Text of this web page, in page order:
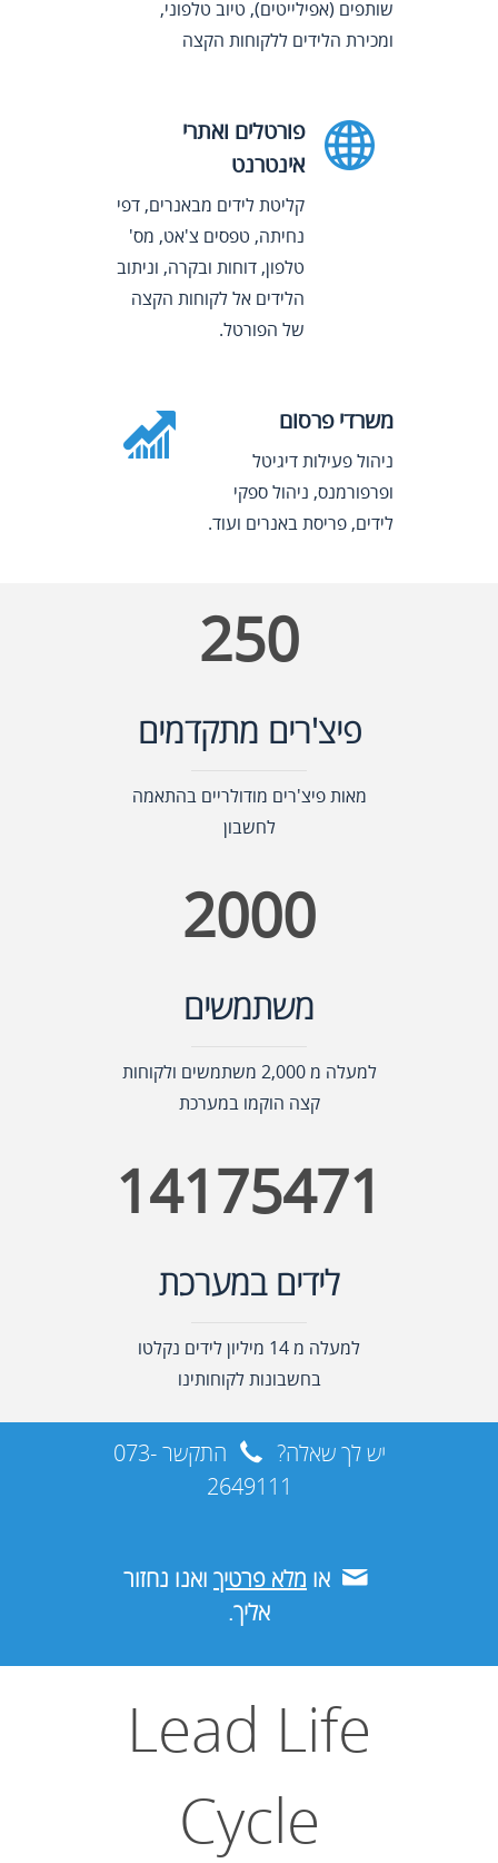
שותפים (אפילייטים), טיוב טלפוני,
ומכירת הלידים ללקוחות הקצה
פורטלים ואתרי
אינטרנט
קליטת לידים מבאנרים, דפי
נחיתה, טפסים צ'אט, מס'
טלפון, דוחות ובקרה, וניתוב
הלידים אל לקוחות הקצה
של הפורטל.
משרדי פרסום
ניהול פעילות דיגיטל
ופרפורמנס, ניהול ספקי
לידים, פריסת באנרים ועוד.
250
פיצ'רים מתקדמים
מאות פיצ'רים מודולריים בהתאמה
לחשבון
2000
משתמשים
למעלה מ 2,000 משתמשים ולקוחות
קצה הוקמו במערכת
14175471
לידים במערכת
למעלה מ 14 מיליון לידים נקלטו
בחשבונות לקוחותינו
יש לך שאלה? התקשר073-
2649111
או מלא פרטיך ואנו נחזור
אליך.
Lead Life
Cycle